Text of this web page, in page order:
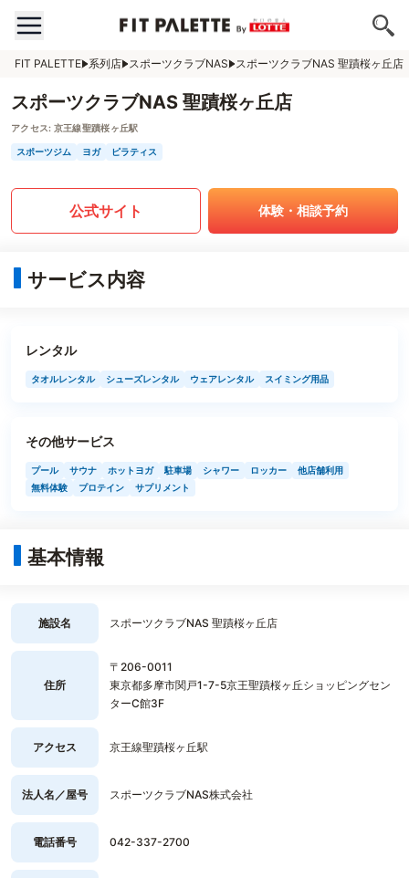
FIT PALETTE 系列店 スポーツクラブNAS スポーツクラブNAS 聖蹟桜ヶ丘店
スポーツクラブNAS 聖蹟桜ヶ丘店
アクセス: 京王線聖蹟桜ヶ丘駅
スポーツジム ヨガ ピラティス
公式サイト 体験・相談予約
サービス内容
レンタル
タオルレンタル シューズレンタル ウェアレンタル スイミング用品
その他サービス
プール サウナ ホットヨガ 駐車場 シャワー ロッカー
他店舗利用
無料体験
プロテイン サプリメント
基本情報
施設名 スポーツクラブNAS 聖蹟桜ヶ丘店
住所
〒206-0011
東京都多摩市関戸1-7-5京王聖蹟桜ヶ丘ショッピングセン
ターC館3F
アクセス 京王線聖蹟桜ヶ丘駅
法人名／屋号 スポーツクラブNAS株式会社
電話番号 042-337-2700